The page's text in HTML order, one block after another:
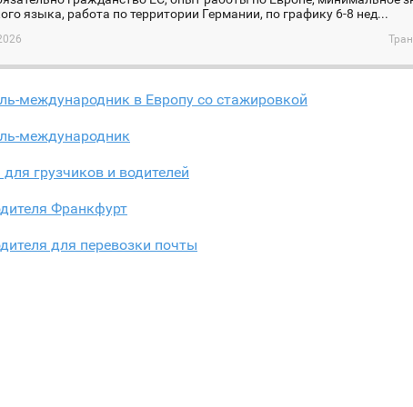
языка, работа по территории Германии, по графику 6-8 нед...
международник в Европу со стажировкой
международник
грузчиков и водителей
Франкфурт
для перевозки почты